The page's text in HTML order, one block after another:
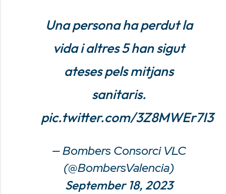
Una persona ha perdut la
vida i altres 5 han sigut
ateses pels mitjans
sanitaris.
pic.twitter.com/3Z8MWEr7I3
— Bombers Consorci VLC
(@BombersValencia)
September 18, 2023